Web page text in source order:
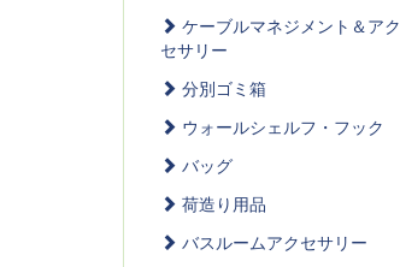
ケーブルマネジメント＆アク
セサリー
分別ゴミ箱
ウォールシェルフ・フック
バッグ
荷造り用品
バスルームアクセサリー